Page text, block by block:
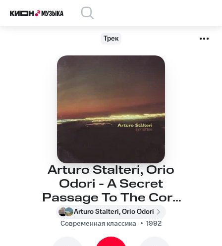
Трек
Arturo Stalteri, Orio
Odori - A Secret
Passage To The Core
Of Mars
Arturo Stalteri, Orio Odori
Современная классика
1992